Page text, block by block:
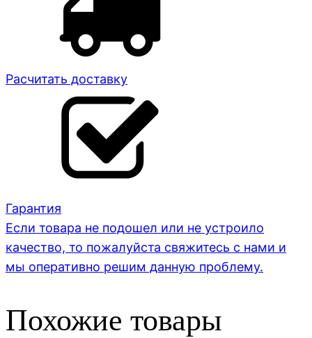
Расчитать доставку
Гарантия
Если товара не подошел или не устроило
качество, то пожалуйста свяжитесь с нами и
мы оперативно решим данную проблему.
Похожие товары